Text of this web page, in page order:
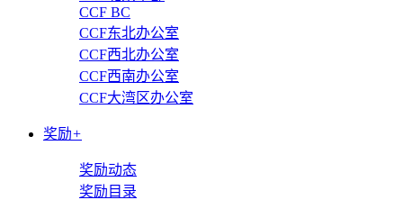
CCF BC
CCF东北办公室
CCF西北办公室
CCF西南办公室
CCF大湾区办公室
奖励+
奖励动态
奖励目录